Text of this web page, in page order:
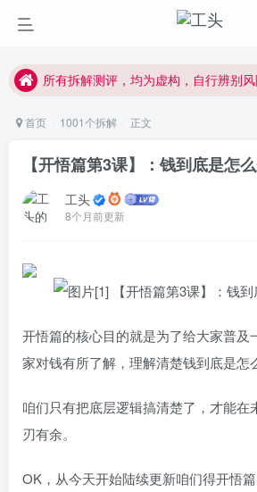
副业学习，请先学习公开内容，注意防
所有拆解测评，均为虚构，自行辨别风
首页 1001个拆解 正文
【开悟篇第3课】：钱到底是怎
工头
8个月前更新
开悟篇的核心目的就是为了给大家普及
家对钱有所了解，理解清楚钱到底是怎
咱们只有把底层逻辑搞清楚了，才能在
刃有余。
OK，从今天开始陆续更新咱们得开悟